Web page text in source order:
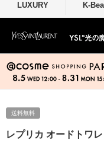
LUXURY K-
送料無料
レプリカ オードトワ